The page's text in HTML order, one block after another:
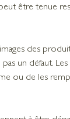
peut être
des
un défaut.
ou de les